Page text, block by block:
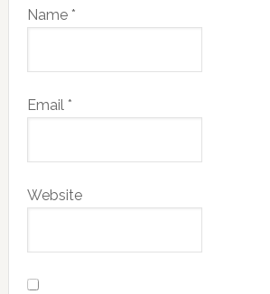
Name *
Email *
Website